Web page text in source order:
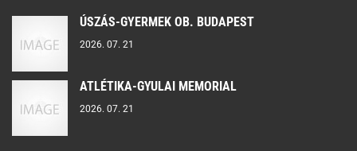
ÚSZÁS-GYERMEK OB. BUDAPEST
2026. 07. 21
ATLÉTIKA-GYULAI MEMORIAL
2026. 07. 21